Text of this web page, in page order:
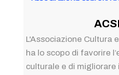
L'Associazione Cultura
ha lo scopo di favorire
culturale e di migliorare